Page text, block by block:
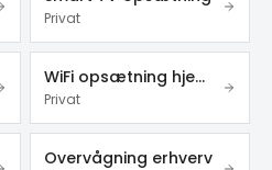
Privat
WiFi opsætning hjemme
Privat
Overvågning erhverv